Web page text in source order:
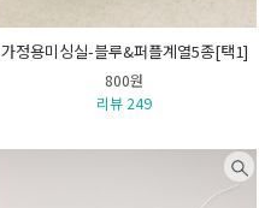
가정용미싱실-블루&퍼플계열5종[택1]
800원
리뷰 249